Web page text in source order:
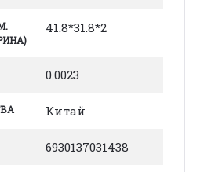
41.8*31.8*2
0.0023
Китай
6930137031438